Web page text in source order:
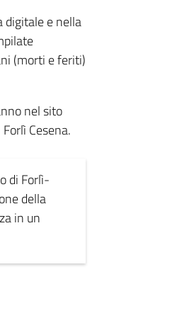
digitale e nella
(morti e feriti)
nel sito
Cesena.
di Forlì-
della
in un